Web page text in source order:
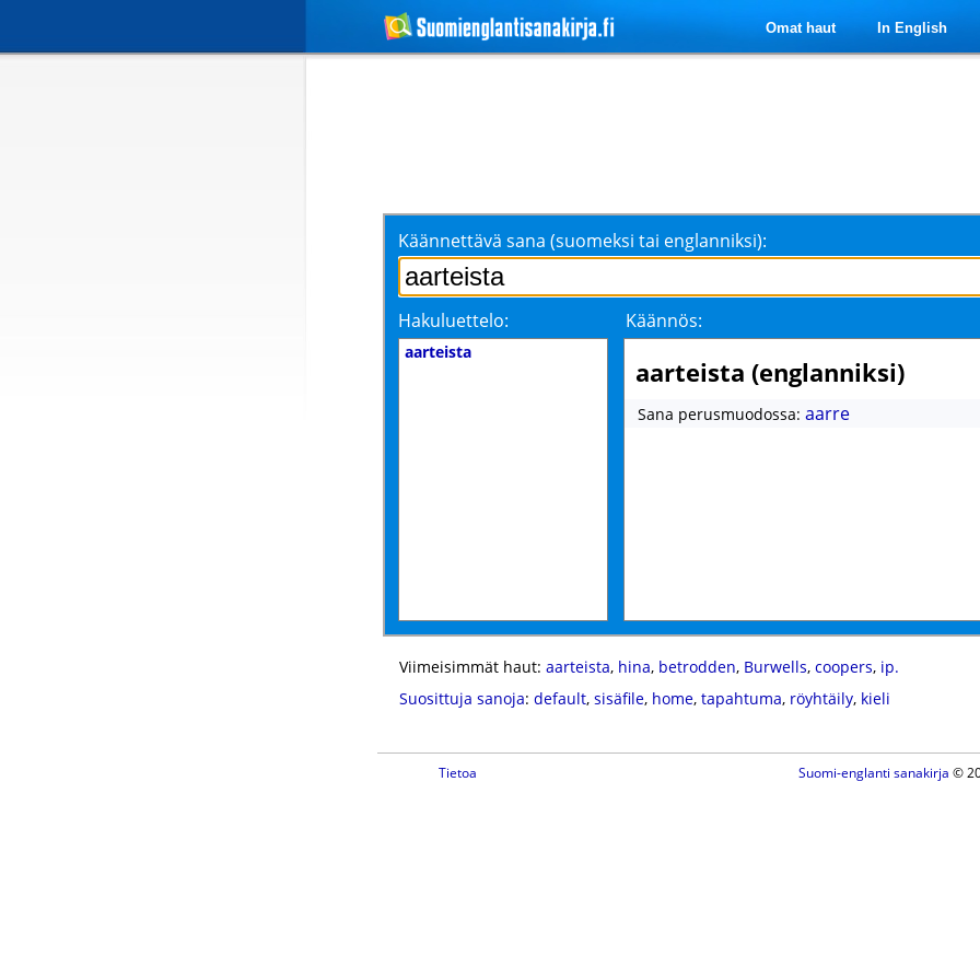
Omat haut In English
Käännettävä sana (suomeksi tai englanniksi):
Hakuluettelo: Käännös:
aarteista
aarteista (englanniksi)
Sana perusmuodossa: aarre
Viimeisimmät haut: aarteista, hina, betrodden, Burwells, coopers, ip.
Suosittuja sanoja: default, sisäfile, home, tapahtuma, röyhtäily, kieli
Tietoa Suomi-englanti sanakirja ©